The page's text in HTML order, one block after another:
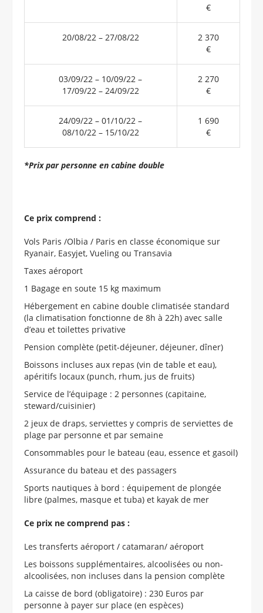
€
20/08/22 – 27/08/22
2 370
€
03/09/22 – 10/09/22 –
17/09/22 – 24/09/22
2 270
€
24/09/22 – 01/10/22 –
08/10/22 – 15/10/22
1 690
€
*Prix par personne en cabine double
Ce prix comprend :
Vols Paris /Olbia / Paris en classe économique sur
Ryanair, Easyjet, Vueling ou Transavia
Taxes aéroport
1 Bagage en soute 15 kg maximum
Hébergement en cabine double climatisée standard
(la climatisation fonctionne de 8h à 22h) avec salle
d’eau et toilettes privative
Pension complète (petit-déjeuner, déjeuner, dîner)
Boissons incluses aux repas (vin de table et eau),
apéritifs locaux (punch, rhum, jus de fruits)
Service de l’équipage : 2 personnes (capitaine,
steward/cuisinier)
2 jeux de draps, serviettes y compris de serviettes de
plage par personne et par semaine
Consommables pour le bateau (eau, essence et gasoil)
Assurance du bateau et des passagers
Sports nautiques à bord : équipement de plongée
libre (palmes, masque et tuba) et kayak de mer
Ce prix ne comprend pas :
Les transferts aéroport / catamaran/ aéroport
Les boissons supplémentaires, alcoolisées ou non-
alcoolisées, non incluses dans la pension complète
La caisse de bord (obligatoire) : 230 Euros par
personne à payer sur place (en espèces)